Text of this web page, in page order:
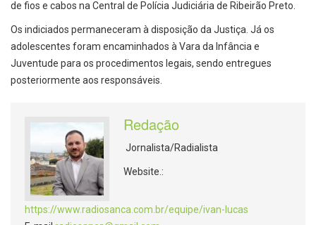
de fios e cabos na Central de Polícia Judiciária de Ribeirão Preto.
Os indiciados permaneceram à disposição da Justiça. Já os
adolescentes foram encaminhados à Vara da Infância e
Juventude para os procedimentos legais, sendo entregues
posteriormente aos responsáveis.
Redação
Jornalista/Radialista
Website.:
https://www.radiosanca.com.br/equipe/ivan-lucas